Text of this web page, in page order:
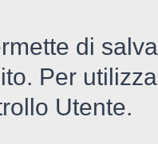
di
Per
Utente.